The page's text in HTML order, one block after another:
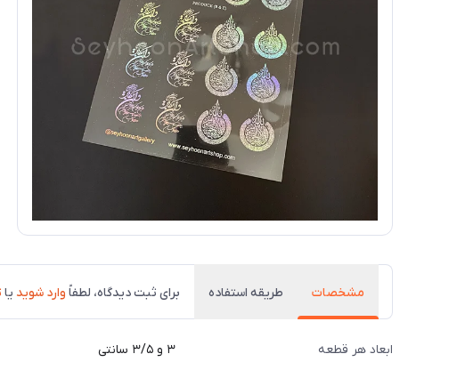
مشخصات طریقه استفاده برای ثبت دیدگاه، لطفاً وارد شوید یا
ابعاد هر قطعه ۳ و ۳/۵ سانتی